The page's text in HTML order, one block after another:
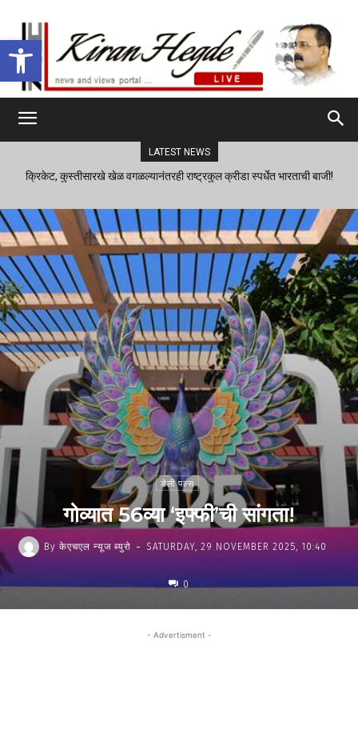
Open toolbar
LATEST NEWS
क्रिकेट, कुस्तीसारखे खेळ वगळल्यानंतरही राष्ट्रकुल क्रीडा स्पर्धेत भारताची बाजी!
डेली पल्स
गोव्यात 56व्या ‘इफ्फी’ची सांगता!
By केएचएल न्यूज ब्युरो - SATURDAY, 29 NOVEMBER 2025, 10:40
0
- Advertisment -